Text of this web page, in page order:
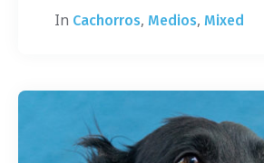
In Cachorros, Medios, Mixed